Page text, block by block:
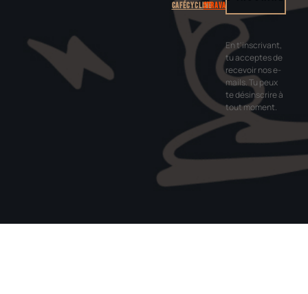
CaféCyclingStrava
En t'inscrivant,
tu acceptes de
recevoir nos e-
mails. Tu peux
te désinscrire à
tout moment.